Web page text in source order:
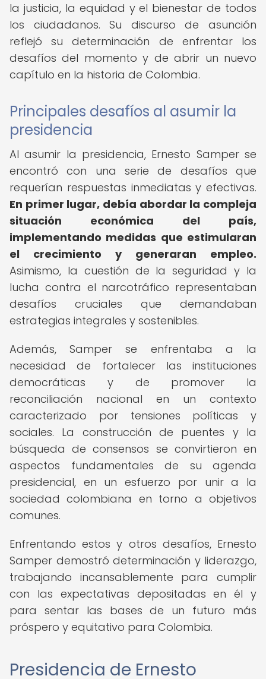
la justicia, la equidad y el bienestar de todos
los ciudadanos. Su discurso de asunción
reflejó su determinación de enfrentar los
desafíos del momento y de abrir un nuevo
capítulo en la historia de Colombia.
Principales desafíos al asumir la
presidencia
Al asumir la presidencia, Ernesto Samper se
encontró con una serie de desafíos que
requerían respuestas inmediatas y efectivas.
En primer lugar, debía abordar la compleja
situación económica del país,
implementando medidas que estimularan
el crecimiento y generaran empleo.
Asimismo, la cuestión de la seguridad y la
lucha contra el narcotráfico representaban
desafíos cruciales que demandaban
estrategias integrales y sostenibles.
Además, Samper se enfrentaba a la
necesidad de fortalecer las instituciones
democráticas y de promover la
reconciliación nacional en un contexto
caracterizado por tensiones políticas y
sociales. La construcción de puentes y la
búsqueda de consensos se convirtieron en
aspectos fundamentales de su agenda
presidencial, en un esfuerzo por unir a la
sociedad colombiana en torno a objetivos
comunes.
Enfrentando estos y otros desafíos, Ernesto
Samper demostró determinación y liderazgo,
trabajando incansablemente para cumplir
con las expectativas depositadas en él y
para sentar las bases de un futuro más
próspero y equitativo para Colombia.
Presidencia de Ernesto